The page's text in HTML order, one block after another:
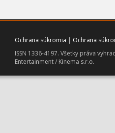
Ochrana súkromia | Ochrana
ISSN 1336-4197. Všetky práva
Entertainment / Kinema s.r.o.